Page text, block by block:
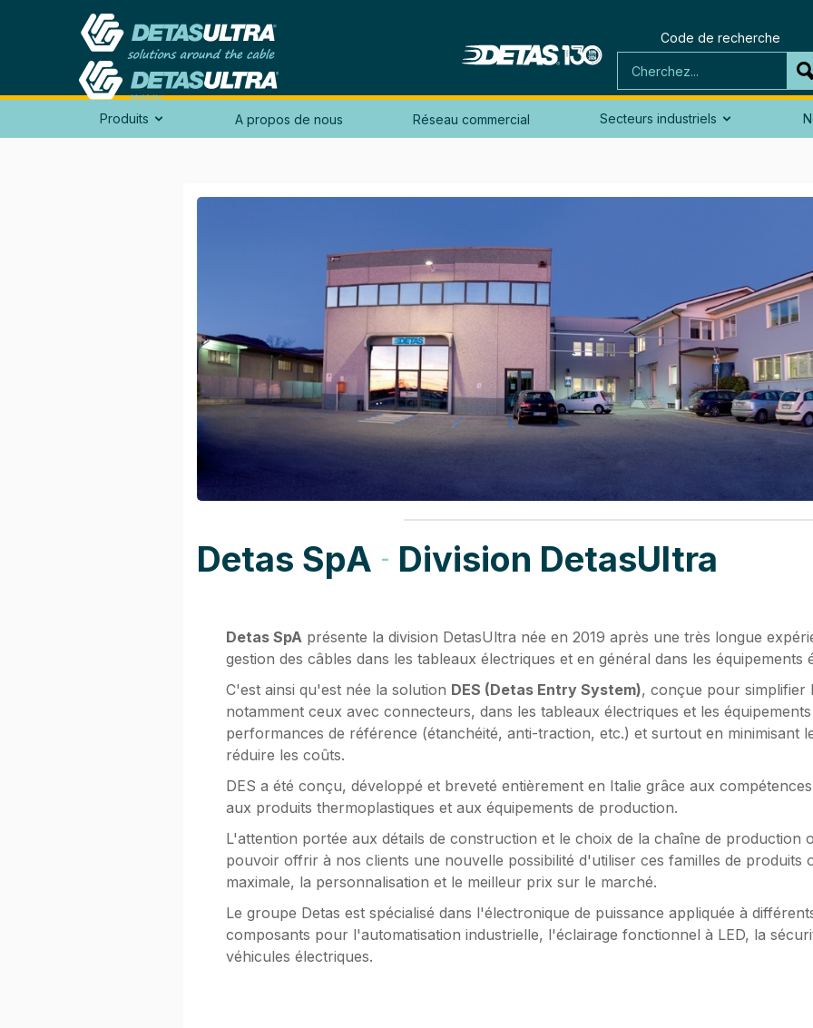
Code de recherche
Produits  A propos de nous Réseau commercial Secteurs industriels 
Detas SpA - Division DetasUltra
Detas SpA présente la division DetasUltra née en 2019 après une très longue
gestion des câbles dans les tableaux électriques et en général dans les équipements
C'est ainsi qu'est née la solution DES (Detas Entry System), conçue pour simplifier
notamment ceux avec connecteurs, dans les tableaux électriques et les
performances de référence (étanchéité, anti-traction, etc.) et surtout en minimisant
réduire les coûts.
DES a été conçu, développé et breveté entièrement en Italie grâce aux
aux produits thermoplastiques et aux équipements de production.
L'attention portée aux détails de construction et le choix de la chaîne de production
pouvoir offrir à nos clients une nouvelle possibilité d'utiliser ces familles de produits
maximale, la personnalisation et le meilleur prix sur le marché.
Le groupe Detas est spécialisé dans l'électronique de puissance appliquée à
composants pour l'automatisation industrielle, l'éclairage fonctionnel à LED, la
véhicules électriques.